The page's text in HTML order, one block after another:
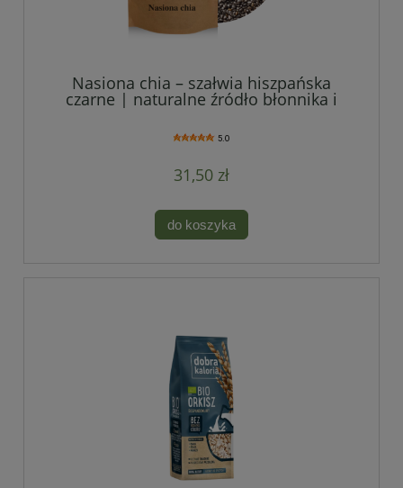
Nasiona chia – szałwia hiszpańska
czarne | naturalne źródło błonnika i
5.0
31,50 zł
do koszyka